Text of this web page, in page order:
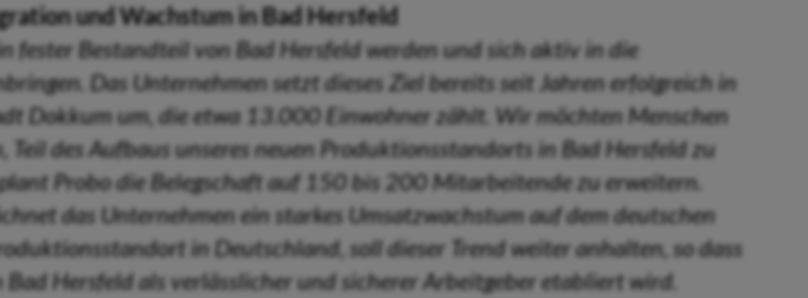
und Wachstum in Bad Hersfeld
fester Bestandteil von Bad Hersfeld werden und sich aktiv in die
Das Unternehmen setzt dieses Ziel bereits seit Jahren erfolgreich in
Dokkum um, die etwa 13.000 Einwohner zählt. Wir möchten Menschen
Teil des Aufbaus unseres neuen Produktionsstandorts in Bad Hersfeld zu
Probo die Belegschaft auf 150 bis 200 Mitarbeitende zu erweitern.
das Unternehmen ein starkes Umsatzwachstum auf dem deutschen
in Deutschland, soll dieser Trend weiter anhalten, so dass
Bad Hersfeld als verlässlicher und sicherer Arbeitgeber etabliert wird.